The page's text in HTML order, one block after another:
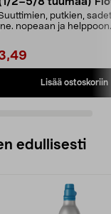
putkien,
nopeaan ja helppoon
Lisää ostoskoriin
edullisesti